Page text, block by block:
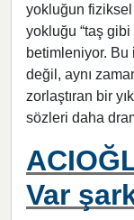
yokluğun fiziksel
yokluğu “taş
betimleniyor. Bu
değil, aynı
zorlaştıran bir
sözleri daha
Var